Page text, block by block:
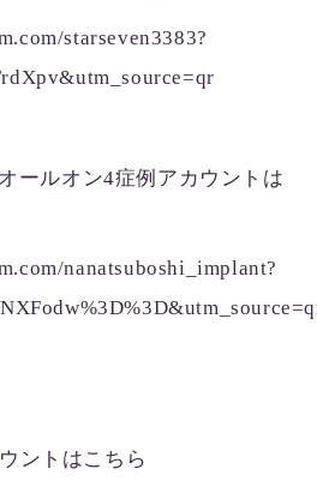
starseven3383?
ールオン4症例アカウントは
nanatsuboshi_implant?
ントはこちら